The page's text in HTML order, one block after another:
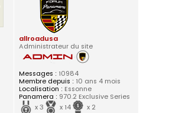
allroadusa
Administrateur du site
Messages : 10984
Membre depuis : 10 ans 4 mois
Localisation : Essonne
Panamera : 970.2 Exclusive Series
x 3
x 14 x 2